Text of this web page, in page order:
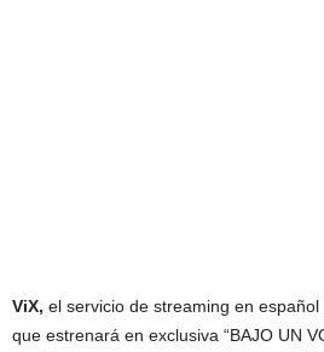
ViX, el servicio de streaming en
que estrenará en exclusiva “BAJO UN